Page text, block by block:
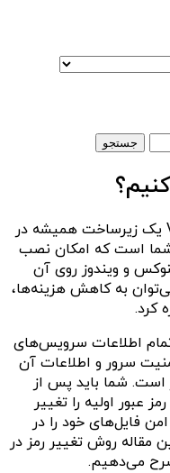
سرور مجازی یا Virtual Private Server یک زیرساخت همیشه در
است که امکان نصب
و ویندوز روی آن
به کاهش هزینه‌ها،
کرد.
اطلاعات سرویس‌های
سرور و اطلاعات آن
است. شما باید پس از
عبور اولیه را تغییر
فایل‌های خود را در
مقاله روش تغییر رمز در
شرح می‌دهیم.